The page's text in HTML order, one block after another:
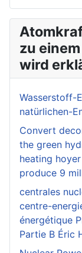
zu
wird
Wasserstoff-
natürlichen-
Convert
the green
heating
produce 9
centrales
centre-
énergétique
Partie B Éric